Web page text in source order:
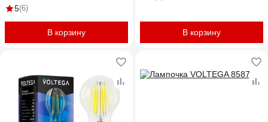
2000K 7077
5(6)
В корзину В корзину